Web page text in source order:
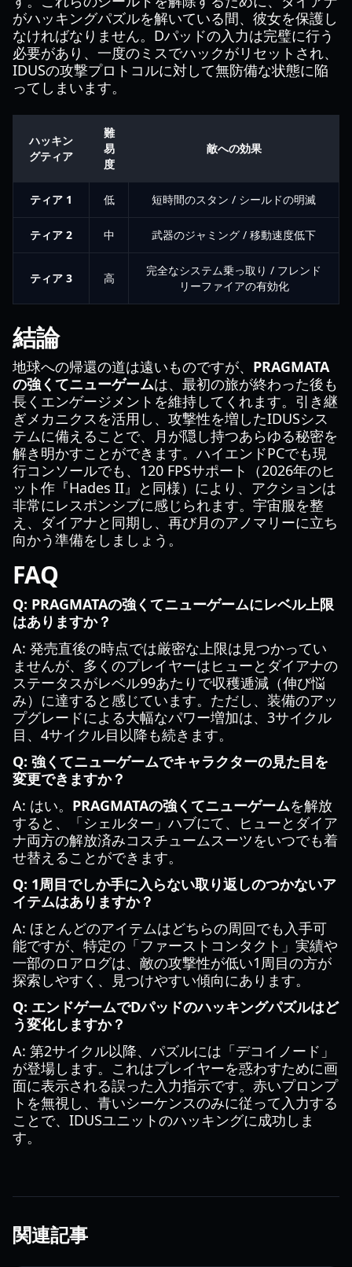
がハッキングパズルを解いている間、彼女を保護し
なければなりません。Dパッドの入力は完璧に行う
必要があり、一度のミスでハックがリセットされ、
IDUSの攻撃プロトコルに対して無防備な状態に陥
ってしまいます。
ハッキン
グティア
難
易
度
敵への効果
ティア 1 低 短時間のスタン / シールドの明滅
ティア 2 中 武器のジャミング / 移動速度低下
ティア 3 高
完全なシステム乗っ取り / フレンド
リーファイアの有効化
結論
地球への帰還の道は遠いものですが、 PRAGMATA
の強くてニューゲームは、最初の旅が終わった後も
長くエンゲージメントを維持してくれます。引き継
ぎメカニクスを活用し、攻撃性を増したIDUSシス
テムに備えることで、月が隠し持つあらゆる秘密を
解き明かすことができます。ハイエンドPCでも現
行コンソールでも、120 FPSサポート（2026年のヒ
ット作『Hades II』と同様）により、アクションは
非常にレスポンシブに感じられます。宇宙服を整
え、ダイアナと同期し、再び月のアノマリーに立ち
向かう準備をしましょう。
FAQ
Q: PRAGMATAの強くてニューゲームにレベル上限
はありますか？
A: 発売直後の時点では厳密な上限は見つかってい
ませんが、多くのプレイヤーはヒューとダイアナの
ステータスがレベル99あたりで収穫逓減（伸び悩
み）に達すると感じています。ただし、装備のアッ
プグレードによる大幅なパワー増加は、3サイクル
目、4サイクル目以降も続きます。
Q: 強くてニューゲームでキャラクターの見た目を
変更できますか？
A: はい。 PRAGMATAの強くてニューゲームを解放
すると、「シェルター」ハブにて、ヒューとダイア
ナ両方の解放済みコスチュームスーツをいつでも着
せ替えることができます。
Q: 1周目でしか手に入らない取り返しのつかないア
イテムはありますか？
A: ほとんどのアイテムはどちらの周回でも入手可
能ですが、特定の「ファーストコンタクト」実績や
一部のロアログは、敵の攻撃性が低い1周目の方が
探索しやすく、見つけやすい傾向にあります。
Q: エンドゲームでDパッドのハッキングパズルはど
う変化しますか？
A: 第2サイクル以降、パズルには「デコイノード」
が登場します。これはプレイヤーを惑わすために画
面に表示される誤った入力指示です。赤いプロンプ
トを無視し、青いシーケンスのみに従って入力する
ことで、IDUSユニットのハッキングに成功しま
す。
関連記事